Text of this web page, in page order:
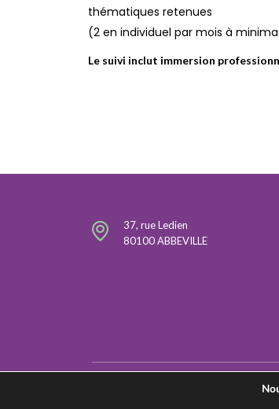
thématiques retenues
(2 en individuel par mois à
Le suivi inclut immersion
37, rue Ledien
80100 ABBEVILLE
© 2026 Rezolutions - Tous droits